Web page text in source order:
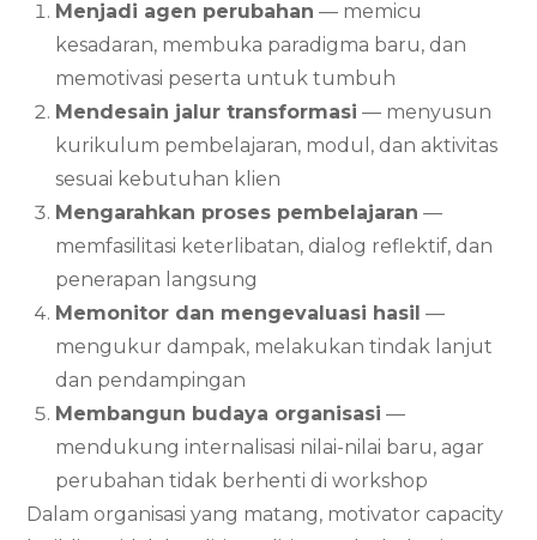
Menjadi agen perubahan — memicu
kesadaran, membuka paradigma baru, dan
memotivasi peserta untuk tumbuh
Mendesain jalur transformasi — menyusun
kurikulum pembelajaran, modul, dan aktivitas
sesuai kebutuhan klien
Mengarahkan proses pembelajaran —
memfasilitasi keterlibatan, dialog reflektif, dan
penerapan langsung
Memonitor dan mengevaluasi hasil —
mengukur dampak, melakukan tindak lanjut
dan pendampingan
Membangun budaya organisasi —
mendukung internalisasi nilai-nilai baru, agar
perubahan tidak berhenti di workshop
Dalam organisasi yang matang, motivator capacity